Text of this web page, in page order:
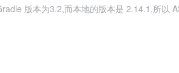
版本为3.2,而本地的版本是 2.14.1,所以